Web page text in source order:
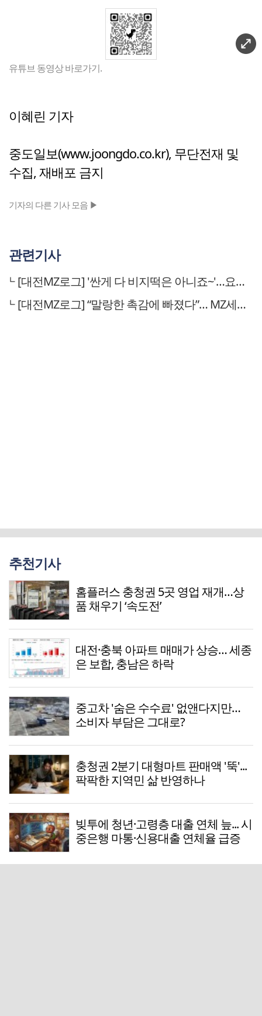
유튜브 동영상 바로가기.
이혜린 기자
중도일보(www.joongdo.co.kr), 무단전재 및
수집, 재배포 금지
기자의 다른 기사 모음 ▶
관련기사
[대전MZ로그] '싼게 다 비지떡은 아니죠~'…요즘 핫한 다이소 뷰티, 인기 비결은?
[대전MZ로그] “말랑한 촉감에 빠졌다”… MZ세대 사로잡은 ‘말랑이·왁뿌볼’ 열풍
추천기사
홈플러스 충청권 5곳 영업 재개…상
품 채우기 ‘속도전’
대전·충북 아파트 매매가 상승… 세종
은 보합, 충남은 하락
중고차 '숨은 수수료' 없앤다지만…
소비자 부담은 그대로?
충청권 2분기 대형마트 판매액 '뚝'...
팍팍한 지역민 삶 반영하나
빚투에 청년·고령층 대출 연체 늪... 시
중은행 마통·신용대출 연체율 급증